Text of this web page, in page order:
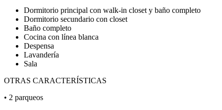
Dormitorio principal con walk-in closet y baño completo
Dormitorio secundario con closet
Baño completo
Cocina con línea blanca
Despensa
Lavandería
Sala
OTRAS CARACTERÍSTICAS
• 2 parqueos